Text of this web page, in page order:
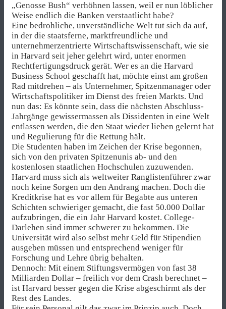
„Genosse Bush“ verhöhnen lassen, weil er nun löblicher
Weise endlich die Banken verstaatlicht habe?
Eine bedrohliche, unverständliche Welt tut sich da auf,
in der die staatsferne, marktfreundliche und
unternehmerzentrierte Wirtschaftswissenschaft, wie sie
in Harvard seit jeher gelehrt wird, unter enormen
Rechtfertigungsdruck gerät. Wer es an die Harvard
Business School geschafft hat, möchte einst am großen
Rad mitdrehen – als Unternehmer, Spitzenmanager oder
Wirtschaftspolitiker im Dienst des freien Markts. Und
nun das: Es könnte sein, dass die nächsten Abschluss-
Jahrgänge gewissermassen als Dissidenten in eine Welt
entlassen werden, die den Staat wieder lieben gelernt hat
und Regulierung für die Rettung hält.
Die Studenten haben im Zeichen der Krise begonnen,
sich von den privaten Spitzenunis ab- und den
kostenlosen staatlichen Hochschulen zuzuwenden.
Harvard muss sich als weltweiter Ranglistenführer zwar
noch keine Sorgen um den Andrang machen. Doch die
Kreditkrise hat es vor allem für Begabte aus unteren
Schichten schwieriger gemacht, die fast 50.000 Dollar
aufzubringen, die ein Jahr Harvard kostet. College-
Darlehen sind immer schwerer zu bekommen. Die
Universität wird also selbst mehr Geld für Stipendien
ausgeben müssen und entsprechend weniger für
Forschung und Lehre übrig behalten.
Dennoch: Mit einem Stiftungsvermögen von fast 38
Milliarden Dollar – freilich vor dem Crash berechnet –
ist Harvard besser gegen die Krise abgeschirmt als der
Rest des Landes.